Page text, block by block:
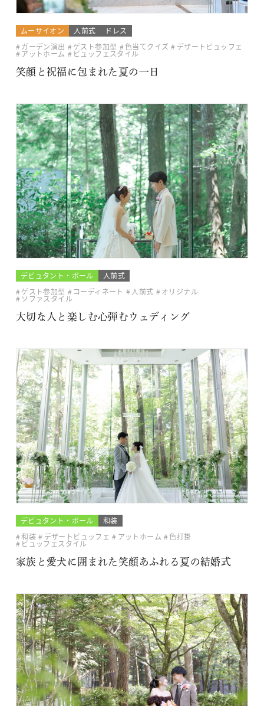
ムーサイオン 人前式
ドレス
ガーデン演出
ゲスト参加型 色当てクイズ デザートビュッフェ
アットホーム
ビュッフェスタイル
笑顔と祝福に包まれた夏の一日
デビュタント・ボール
人前式
ゲスト参加型
コーディネート 人前式 オリジナル
ソファスタイル
大切な人と楽しむ心弾むウェディング
デビュタント・ボール
和装
和装
デザートビュッフェ アットホーム 色打掛
ビュッフェスタイル
家族と愛犬に囲まれた笑顔あふれる夏の結婚式